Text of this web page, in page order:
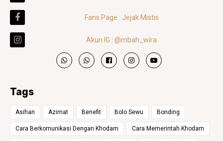
Fans Page : Jejak Mistis
Akun IG : @mbah_wira
Tags
Asihan Azimat Benefit Bolo Sewu Bonding
Cara Berkomunikasi Dengan Khodam Cara Memerintah Khodam